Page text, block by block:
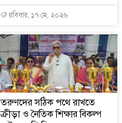
রবিবার, ১৭ মে, ২০২৬
তরুণদের সঠিক পথে রাখতে
ক্রীড়া ও নৈতিক শিক্ষার বিকল্প